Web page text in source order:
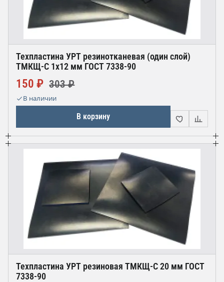
Техпластина УРТ резинотканевая (один слой)
ТМКЩ-С 1х12 мм ГОСТ 7338-90
150 ₽ 303 ₽
В наличии
В корзину
Техпластина УРТ резиновая ТМКЩ-С 20 мм ГОСТ
7338-90